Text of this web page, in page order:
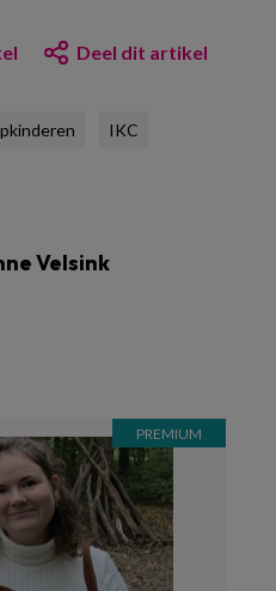
Deel dit artikel
IKC
Velsink